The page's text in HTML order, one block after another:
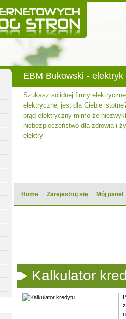
EBM Bukowski -
Szukasz solidnej firmy
elektrycznej jest dla Ciebie
prąd elektryczny mimo że
niebezpieczeństwo dla zdrowia i
elektry
Home Zarejestruj się Mój panel
Kalkulator